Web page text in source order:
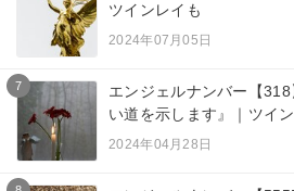
ツインレイも
2024年07月05日
7
エンジェルナンバー【
い道を示します』｜ツイ
2024年04月28日